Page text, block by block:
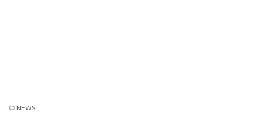
NEWS